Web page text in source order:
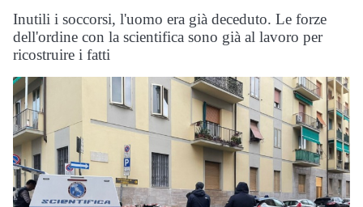
Inutili i soccorsi, l'uomo era già deceduto. Le forze
dell'ordine con la scientifica sono già al lavoro per
ricostruire i fatti